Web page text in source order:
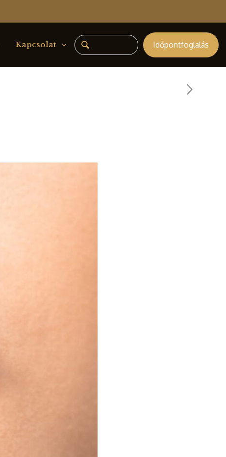
Kapcsolat Időpontfoglalás